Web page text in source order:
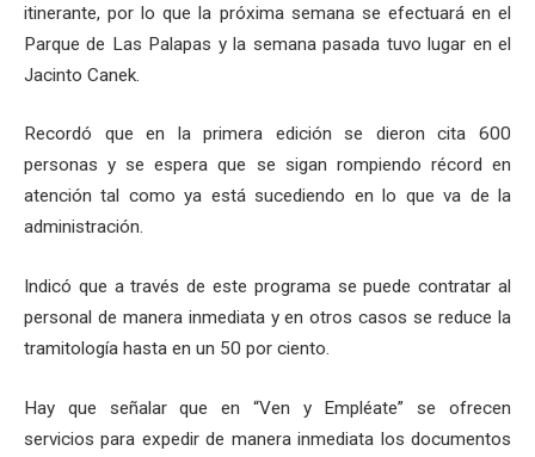
itinerante, por lo que la próxima semana se efectuará en el
Parque de Las Palapas y la semana pasada tuvo lugar en el
Jacinto Canek.
Recordó que en la primera edición se dieron cita 600
personas y se espera que se sigan rompiendo récord en
atención tal como ya está sucediendo en lo que va de la
administración.
Indicó que a través de este programa se puede contratar al
personal de manera inmediata y en otros casos se reduce la
tramitología hasta en un 50 por ciento.
Hay que señalar que en “Ven y Empléate” se ofrecen
servicios para expedir de manera inmediata los documentos